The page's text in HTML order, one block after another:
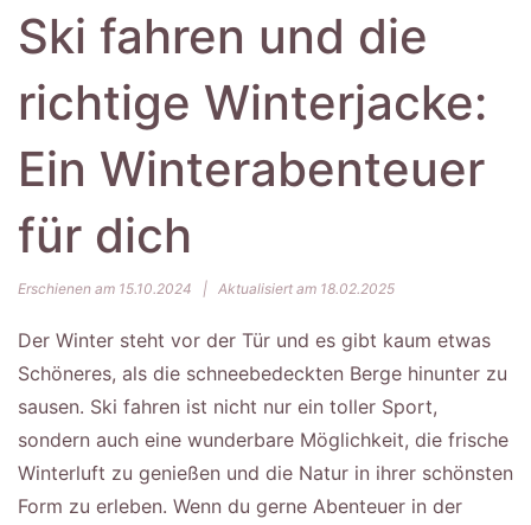
Ski fahren und die
richtige Winterjacke:
Ein Winterabenteuer
für dich
Erschienen am 15.10.2024 | Aktualisiert am 18.02.2025
Der Winter steht vor der Tür und es gibt kaum etwas
Schöneres, als die schneebedeckten Berge hinunter zu
sausen. Ski fahren ist nicht nur ein toller Sport,
sondern auch eine wunderbare Möglichkeit, die frische
Winterluft zu genießen und die Natur in ihrer schönsten
Form zu erleben. Wenn du gerne Abenteuer in der